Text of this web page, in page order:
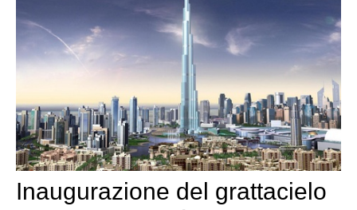
Inaugurazione del grattacielo